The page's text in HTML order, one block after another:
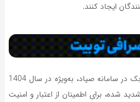
ایجاد کنند.
بررسی وضعیت ثبت چک در سامانه صیاد، به‌ویژه در سال 1404
شده، برای اطمینان از اعتبار و امنیت